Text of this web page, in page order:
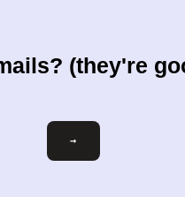
(they're
votre-
→